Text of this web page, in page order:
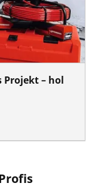
Projekt – hol